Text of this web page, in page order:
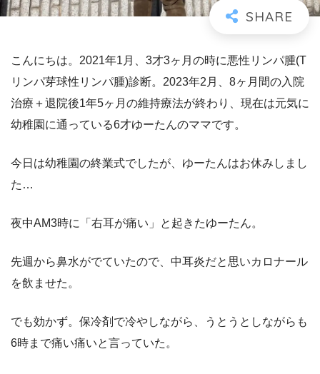
こんにちは。2021年1月、3才3ヶ月の時に悪性リンパ腫(T
リンパ芽球性リンパ腫)診断。2023年2月、8ヶ月間の入院
治療＋退院後1年5ヶ月の維持療法が終わり、現在は元気に
幼稚園に通っている6才ゆーたんのママです。
今日は幼稚園の終業式でしたが、ゆーたんはお休みしまし
た…
夜中AM3時に「右耳が痛い」と起きたゆーたん。
先週から鼻水がでていたので、中耳炎だと思いカロナール
を飲ませた。
でも効かず。保冷剤で冷やしながら、うとうとしながらも
6時まで痛い痛いと言っていた。